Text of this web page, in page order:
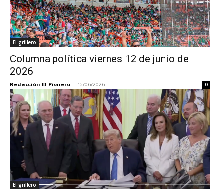
El grillero
Columna política viernes 12 de junio de
2026
Redacción El Pionero - 12/06/2026 0
El grillero